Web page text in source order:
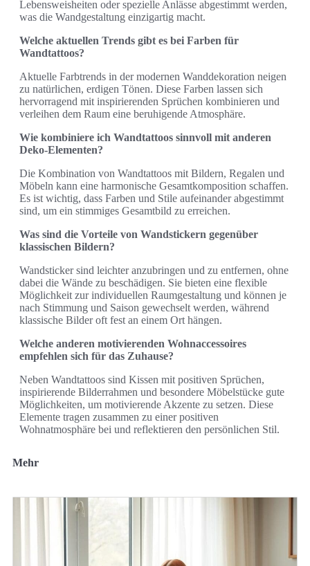
Lebensweisheiten oder spezielle Anlässe abgestimmt werden,
was die Wandgestaltung einzigartig macht.
Welche aktuellen Trends gibt es bei Farben für
Wandtattoos?
Aktuelle Farbtrends in der modernen Wanddekoration neigen
zu natürlichen, erdigen Tönen. Diese Farben lassen sich
hervorragend mit inspirierenden Sprüchen kombinieren und
verleihen dem Raum eine beruhigende Atmosphäre.
Wie kombiniere ich Wandtattoos sinnvoll mit anderen
Deko-Elementen?
Die Kombination von Wandtattoos mit Bildern, Regalen und
Möbeln kann eine harmonische Gesamtkomposition schaffen.
Es ist wichtig, dass Farben und Stile aufeinander abgestimmt
sind, um ein stimmiges Gesamtbild zu erreichen.
Was sind die Vorteile von Wandstickern gegenüber
klassischen Bildern?
Wandsticker sind leichter anzubringen und zu entfernen, ohne
dabei die Wände zu beschädigen. Sie bieten eine flexible
Möglichkeit zur individuellen Raumgestaltung und können je
nach Stimmung und Saison gewechselt werden, während
klassische Bilder oft fest an einem Ort hängen.
Welche anderen motivierenden Wohnaccessoires
empfehlen sich für das Zuhause?
Neben Wandtattoos sind Kissen mit positiven Sprüchen,
inspirierende Bilderrahmen und besondere Möbelstücke gute
Möglichkeiten, um motivierende Akzente zu setzen. Diese
Elemente tragen zusammen zu einer positiven
Wohnatmosphäre bei und reflektieren den persönlichen Stil.
Mehr